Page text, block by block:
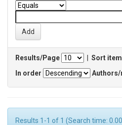
Results/Page
Sort
In order
Authors/
Results 1-1 of 1 (Search time: